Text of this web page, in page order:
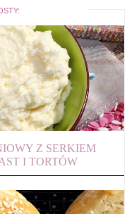
Z SERKIEM
I TORTÓW